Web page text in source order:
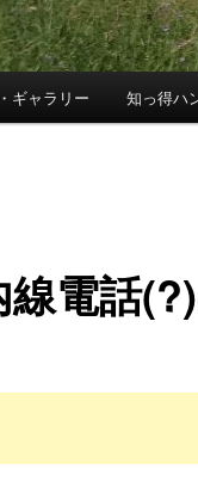
ギャラリー 知っ得ハ
線電話